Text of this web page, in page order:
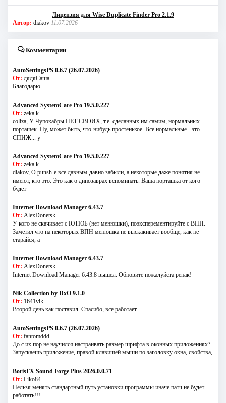
Лицензия для Wise Duplicate Finder Pro 2.1.9
Автор: diakov 11.07.2026
Комментарии
AutoSettingsPS 0.6.7 (26.07.2026)
От: дядяСаша
Благодарю.
Advanced SystemCare Pro 19.5.0.227
От: zeka.k
coliza, У Чупокабры НЕТ СВОИХ, т.е. сделанных им самим, нормальных
порташек. Ну, может быть, что-нибудь простенькое. Все нормальные - это
СПИЖ... у
Advanced SystemCare Pro 19.5.0.227
От: zeka.k
diakov, О punsh-е все давным-давно забыли, а некоторые даже понятия не
имеют, кто это. Это как о динозаврах вспоминать. Ваша порташка от кого
будет
Internet Download Manager 6.43.7
От: AlexDonetsk
У кого не скачивает с ЮТЮБ (нет менюшки), поэксперементируйте с ВПН.
Заметил что на некоторых ВПН менюшка не выскакивает вообще, как не
старайся, а
Internet Download Manager 6.43.7
От: AlexDonetsk
Internet Download Manager 6.43.8 вышел. Обновите пожалуйста репак!
Nik Collection by DxO 9.1.0
От: 1641vik
Второй день как поставил. Спасибо, все работает.
AutoSettingsPS 0.6.7 (26.07.2026)
От: fantomddd
До с их пор не научился настраивать размер шрифта в оконных приложениях?
Запускаешь приложение, правой клавишей мыши по заголовку окна, свойства,
BorisFX Sound Forge Plus 2026.0.0.71
От: Liko84
Нельзя менять стандартный путь установки программы иначе патч не будет
работать!!!